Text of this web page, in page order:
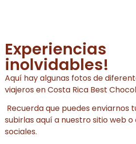
Experiencias
inolvidables!
Aquí hay algunas fotos de
viajeros en Costa Rica Best
Recuerda que puedes enviarnos
subirlas aquí a nuestro sitio web
sociales.